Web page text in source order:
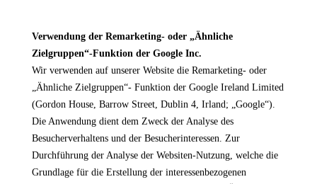
Verwendung der Remarketing- oder „Ähnliche
Zielgruppen“-Funktion der Google Inc.
Wir verwenden auf unserer Website die Remarketing- oder
„Ähnliche Zielgruppen“- Funktion der Google Ireland Limited
(Gordon House, Barrow Street, Dublin 4, Irland; „Google“).
Die Anwendung dient dem Zweck der Analyse des
Besucherverhaltens und der Besucherinteressen. Zur
Durchführung der Analyse der Websiten-Nutzung, welche die
Grundlage für die Erstellung der interessenbezogenen